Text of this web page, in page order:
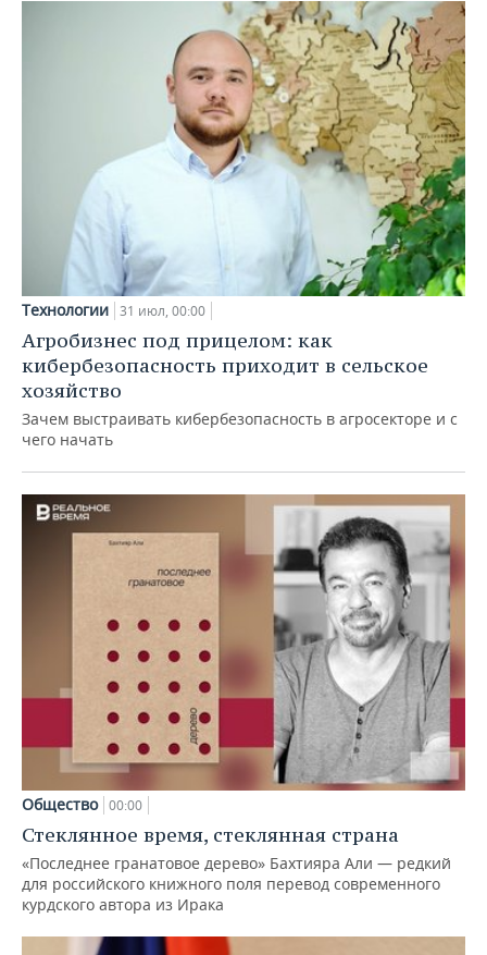
Технологии 31 июл, 00:00
Агробизнес под прицелом: как
кибербезопасность приходит в сельское
хозяйство
Зачем выстраивать кибербезопасность в агросекторе и с
чего начать
Общество 00:00
Стеклянное время, стеклянная страна
«Последнее гранатовое дерево» Бахтияра Али — редкий
для российского книжного поля перевод современного
курдского автора из Ирака